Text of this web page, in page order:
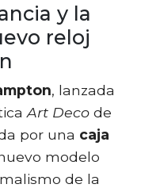
y la
reloj
, lanzada
Art Deco de
por una caja
modelo
de la